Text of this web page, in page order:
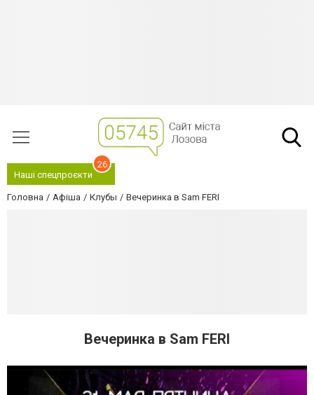
Наші спецпроєкти
26
Головна Афіша Клубы Вечеринка в Sam FERI
Вечеринка в Sam FERI